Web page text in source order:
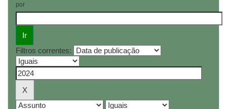
por
Filtros correntes: